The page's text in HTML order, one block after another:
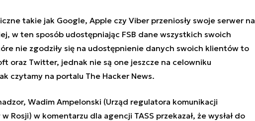
takie jak Google, Apple czy Viber przeniosły swoje serwer na
w ten sposób udostępniając FSB dane wszystkich swoich
nie zgodziły się na udostępnienie danych swoich klientów to
oraz Twitter, jednak nie są one jeszcze na celowniku
czytamy na portalu The Hacker News.
Wadim Ampelonski (Urząd regulatora komunikacji
Rosji) w komentarzu dla agencji TASS przekazał, że wysłał do